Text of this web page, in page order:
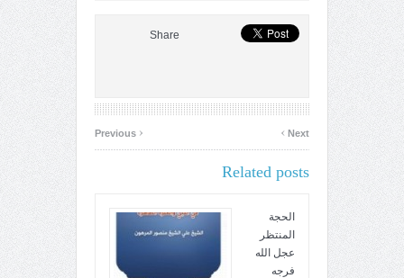
Share
‹ Next
›
Related posts
الحجة
المنتظر
عجل الله
فرجه